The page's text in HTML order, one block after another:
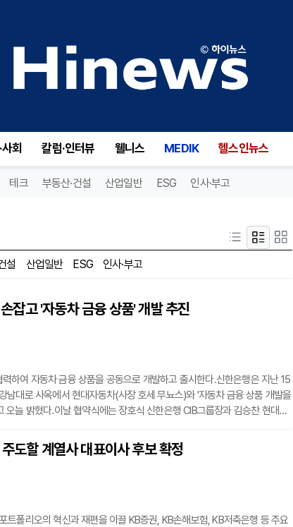
회 칼럼·인터뷰 웰니스 MEDIK 헬스인뉴스
테크 부동산·건설 산업일반 ESG 인사·부고
설 산업일반 ESG 인사·부고
잡고 '자동차 금융 상품' 개발 추진
하여 자동차 금융 상품을 공동으로 개발하고 출시한다.신한은행은 지난 15
남대로 사옥에서 현대자동차(사장 호세 무뇨스)와 '자동차 금융 상품 개발을
오늘 밝혔다.이날 협약식에는 장호식 신한은행 CIB그룹장과 김승찬 현대자
출시를 위한 공동 기획 및 개발, 상품 출시 후 양사 채널을 활용한 홍보 협
획, 개발, 홍보를 위한 협업 등 폭넓은 영역에서 시너지를 창출할 계획이다.
도할 계열사 대표이사 후보 확정
트폴리오의 혁신과 재편을 이끌 KB증권, KB손해보험, KB저축은행 등 주요